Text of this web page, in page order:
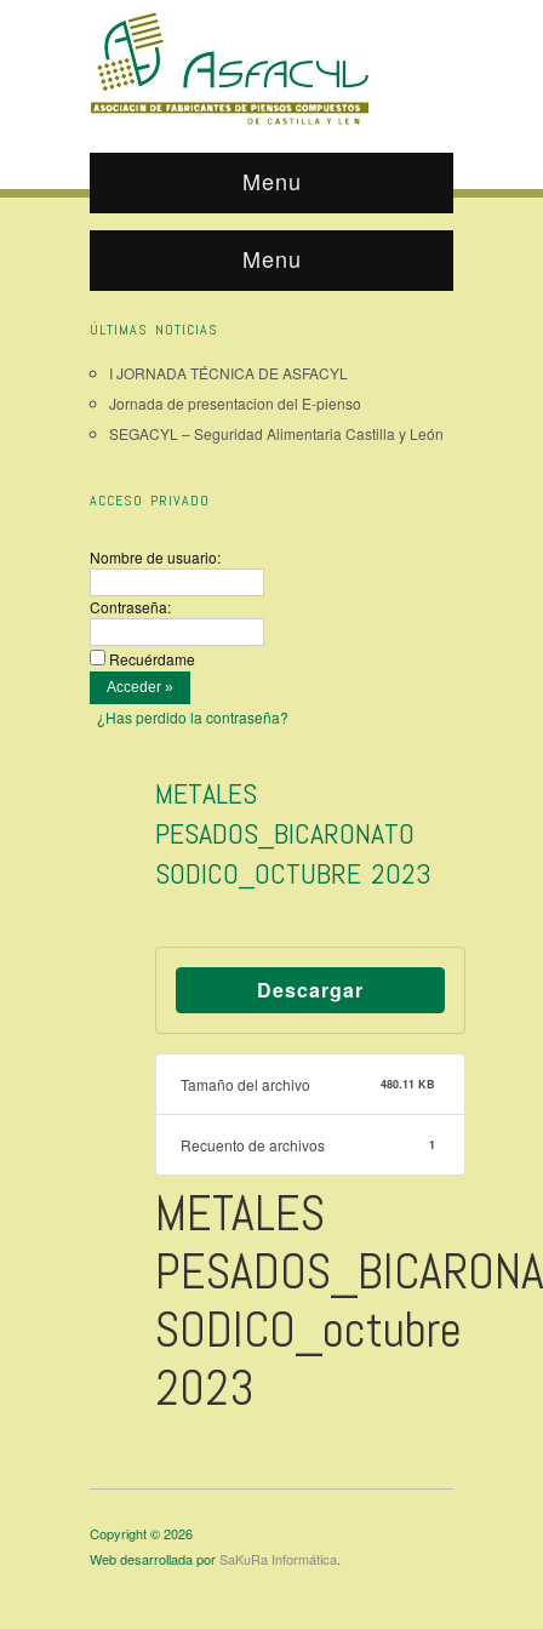
Menu
Menu
ÚLTIMAS NOTICIAS
I JORNADA TÉCNICA DE ASFACYL
Jornada de presentacion del E-pienso
SEGACYL – Seguridad Alimentaria Castilla y León
ACCESO PRIVADO
Nombre de usuario:
Contraseña:
Recuérdame
¿Has perdido la contraseña?
METALES
PESADOS_BICARONATO
SODICO_OCTUBRE 2023
Descargar
Tamaño del archivo 480.11 KB
Recuento de archivos 1
METALES
SODICO_octubre
2023
Copyright © 2026
Web desarrollada porSaKuRa Informática.